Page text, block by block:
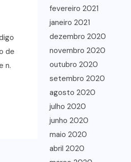
de
n.
fevereiro 2021
janeiro 2021
dezembro 2020
novembro 2020
outubro 2020
setembro 2020
agosto 2020
julho 2020
junho 2020
maio 2020
abril 2020